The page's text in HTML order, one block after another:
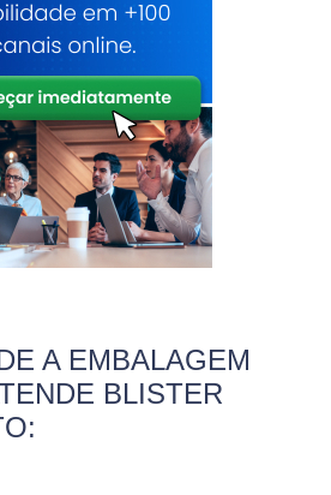
A EMBALAGEM
BLISTER